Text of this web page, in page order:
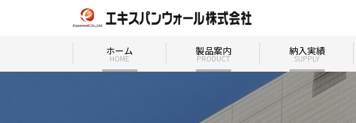
ホーム
HOME
製品案内
PRODUCT
納入実績
SUPPLY